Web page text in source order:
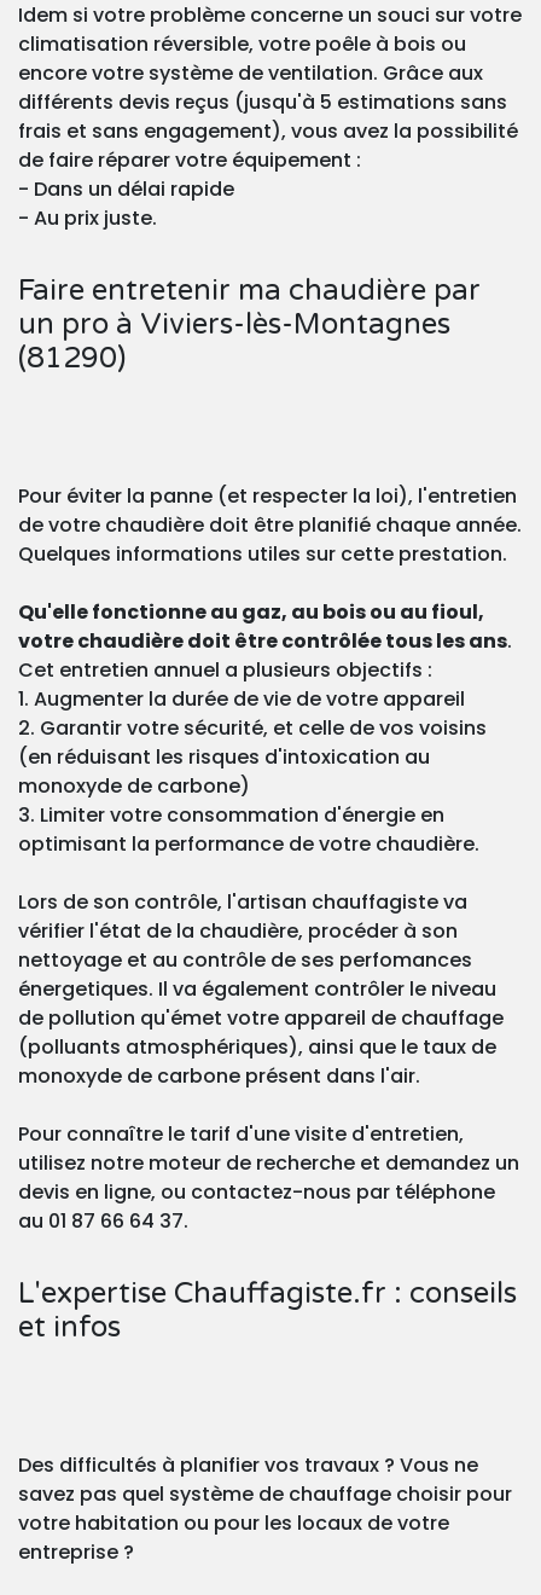
Idem si votre problème concerne un souci sur votre
climatisation réversible, votre poêle à bois ou
encore votre système de ventilation. Grâce aux
différents devis reçus (jusqu'à 5 estimations sans
frais et sans engagement), vous avez la possibilité
de faire réparer votre équipement :
- Dans un délai rapide
- Au prix juste.
Faire entretenir ma chaudière par
un pro à Viviers-lès-Montagnes
(81290)
Pour éviter la panne (et respecter la loi), l'entretien
de votre chaudière doit être planifié chaque année.
Quelques informations utiles sur cette prestation.
Qu'elle fonctionne au gaz, au bois ou au fioul,
votre chaudière doit être contrôlée tous les ans.
Cet entretien annuel a plusieurs objectifs :
1. Augmenter la durée de vie de votre appareil
2. Garantir votre sécurité, et celle de vos voisins
(en réduisant les risques d'intoxication au
monoxyde de carbone)
3. Limiter votre consommation d'énergie en
optimisant la performance de votre chaudière.
Lors de son contrôle, l'artisan chauffagiste va
vérifier l'état de la chaudière, procéder à son
nettoyage et au contrôle de ses perfomances
énergetiques. Il va également contrôler le niveau
de pollution qu'émet votre appareil de chauffage
(polluants atmosphériques), ainsi que le taux de
monoxyde de carbone présent dans l'air.
Pour connaître le tarif d'une visite d'entretien,
utilisez notre moteur de recherche et demandez un
devis en ligne, ou contactez-nous par téléphone
au 01 87 66 64 37.
L'expertise Chauffagiste.fr : conseils
et infos
Des difficultés à planifier vos travaux ? Vous ne
savez pas quel système de chauffage choisir pour
votre habitation ou pour les locaux de votre
entreprise ?